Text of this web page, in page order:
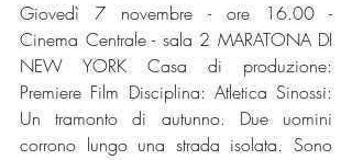
Giovedì 7 novembre - ore 16.00 -
Cinema Centrale - sala 2 MARATONA DI
NEW YORK Casa di produzione:
Premiere Film Disciplina: Atletica Sinossi:
Un tramonto di autunno. Due uomini
corrono lungo una strada isolata. Sono